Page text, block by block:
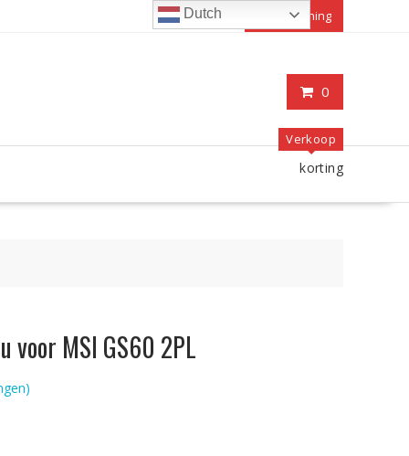
Mijn rekening
0
Verkoop
korting
voor MSI GS60 2PL
Dutch